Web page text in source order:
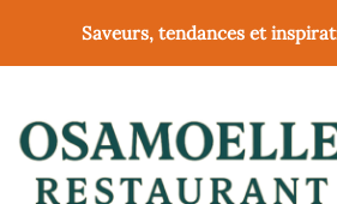
Saveurs, tendances et